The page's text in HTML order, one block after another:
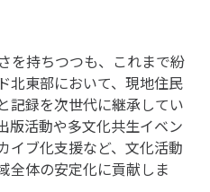
を持ちつつも、これまで紛
北東部において、現地住民
記録を次世代に継承してい
版活動や多文化共生イベン
イブ化支援など、文化活動
全体の安定化に貢献しま